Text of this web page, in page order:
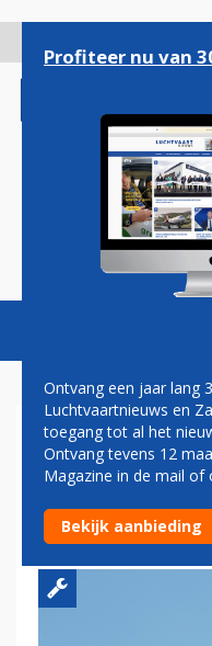
gaan
Magazine
AIRBUS
ZWAARDER
VLIEGEN
Profiteer nu van
Ontvang een jaar lang
Luchtvaartnieuws en
toegang tot al het
Ontvang tevens 12
Magazine in de mail of
Bekijk aanbieding